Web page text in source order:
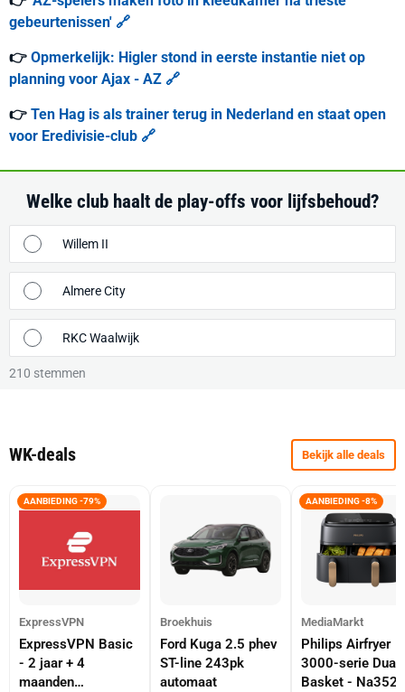
gebeurtenissen' 🔗
👉 Opmerkelijk: Higler stond in eerste instantie niet op
planning voor Ajax - AZ 🔗
👉 Ten Hag is als trainer terug in Nederland en staat open
voor Eredivisie-club 🔗
Welke club haalt de play-offs voor lijfsbehoud?
Willem II
Almere City
RKC Waalwijk
210 stemmen
WK-deals Bekijk alle deals
AANBIEDING -79%
ExpressVPN
ExpressVPN Basic
- 2 jaar + 4
maanden
Broekhuis
Ford Kuga 2.5 phev
ST-line 243pk
automaat
AANBIEDING -8%
MediaMarkt
Philips Airfryer
3000-serie Dual
Basket -